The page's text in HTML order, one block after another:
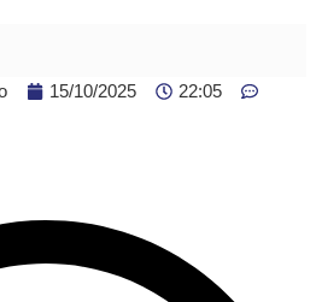
15/10/2025 22:05